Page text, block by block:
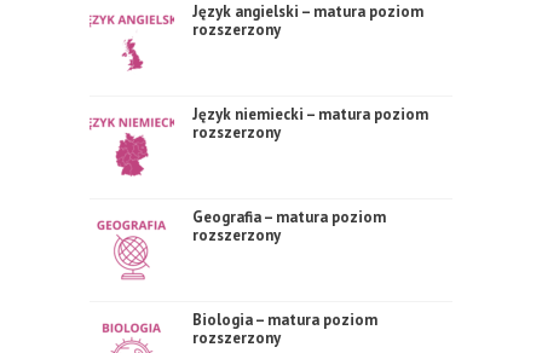
Język angielski – matura poziom
rozszerzony
Język niemiecki – matura poziom
rozszerzony
Geografia – matura poziom
rozszerzony
Biologia – matura poziom
rozszerzony